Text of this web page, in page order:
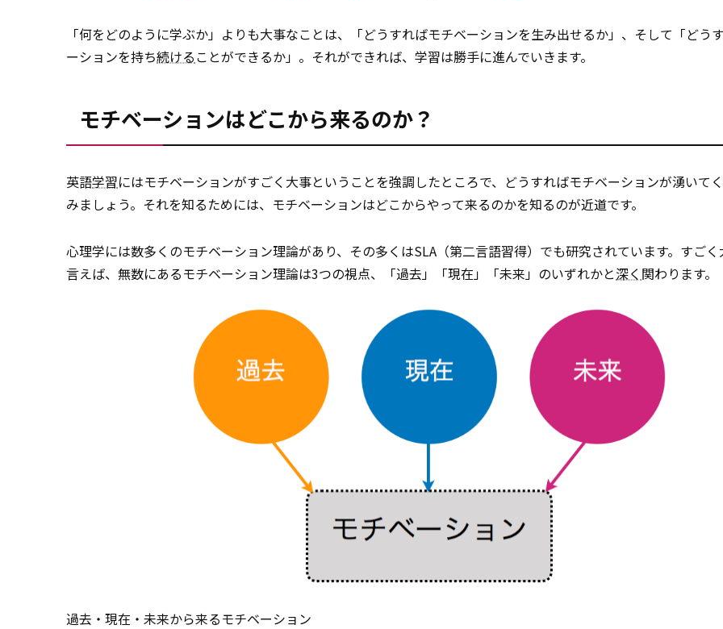
「何をどのように学ぶか」よりも大事なことは、「どうすればモチベーションを生み出せるか」、そして「どう
ーションを持ち続けることができるか」。それができれば、学習は勝手に進んでいきます。
モチベーションはどこから来るのか？
英語学習にはモチベーションがすごく大事ということを強調したところで、どうすればモチベーションが湧いて
みましょう。それを知るためには、モチベーションはどこからやって来るのかを知るのが近道です。
心理学には数多くのモチベーション理論があり、その多くはSLA（第二言語習得）でも研究されています。すご
言えば、無数にあるモチベーション理論は3つの視点、「過去」「現在」「未来」のいずれかと深く 関わります。
過去・現在・未来から来るモチベーション